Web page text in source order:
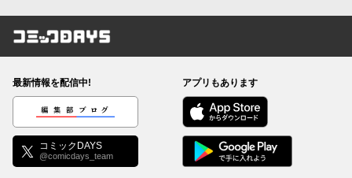
コミックDAYS
最新情報を配信中!
編集部ブログ
コミックDAYS
@comicdays_team
アプリもあります